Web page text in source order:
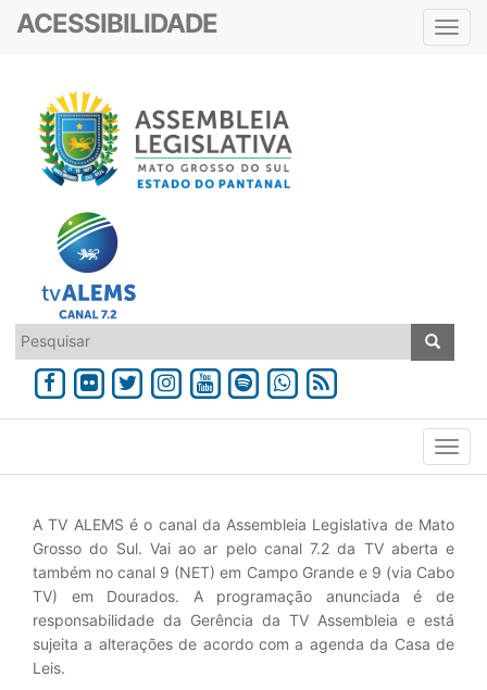
ACESSIBILIDADE
A TV ALEMS é o canal da Assembleia Legislativa de Mato
Grosso do Sul. Vai ao ar pelo canal 7.2 da TV aberta e
também no canal 9 (NET) em Campo Grande e 9 (via Cabo
TV) em Dourados. A programação anunciada é de
responsabilidade da Gerência da TV Assembleia e está
sujeita a alterações de acordo com a agenda da Casa de
Leis.